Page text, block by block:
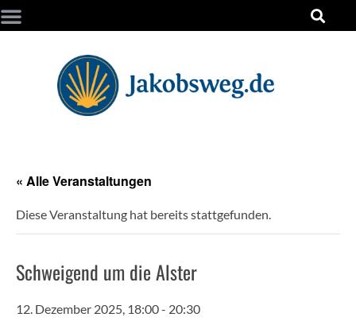
« Alle Veranstaltungen
Diese Veranstaltung hat bereits stattgefunden.
Schweigend um die Alster
12. Dezember 2025, 18:00- 20:30